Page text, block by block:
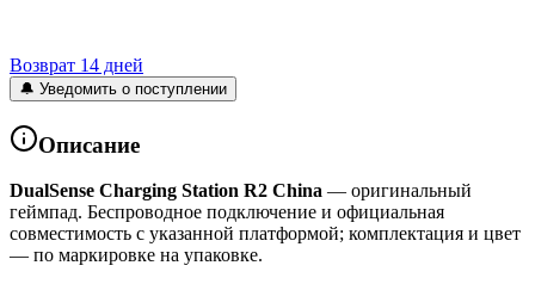
Возврат 14 дней
🔔 Уведомить о поступлении
Описание
DualSense Charging Station R2 China — оригинальный
геймпад. Беспроводное подключение и официальная
совместимость с указанной платформой; комплектация и цвет
— по маркировке на упаковке.